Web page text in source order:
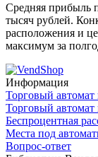
Средняя прибыль
тысяч рублей.
расположения и
максимум за
Информация
Торговый автомат
Торговый автомат
Беспроцентная
Места под
Вопрос-ответ